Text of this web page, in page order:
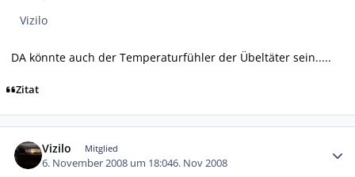
Vizilo
DA könnte auch der Temperaturfühler der Übeltäter sein.....
Zitat
Vizilo Mitglied
6. November 2008 um 18:046. Nov 2008